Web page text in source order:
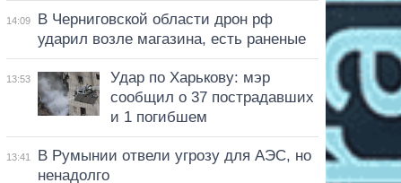
14:09
В Черниговской области дрон рф
ударил возле магазина, есть раненые
13:53
Удар по Харькову: мэр
сообщил о 37 пострадавших
и 1 погибшем
13:41
В Румынии отвели угрозу для АЭС, но
ненадолго